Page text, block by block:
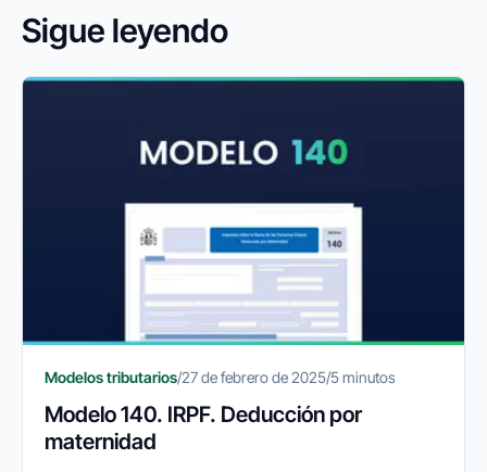
Sigue leyendo
Modelos tributarios/27 de febrero de 2025/5 minutos
Modelo 140. IRPF. Deducción por
maternidad